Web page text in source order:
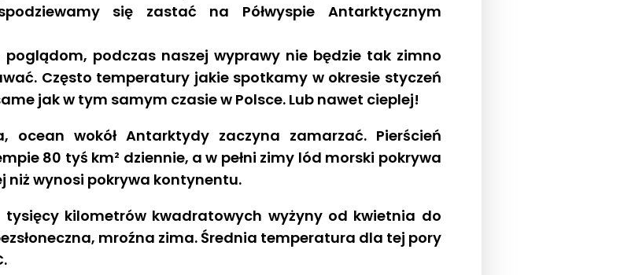
się zastać na Półwyspie Antarktycznym
poglądom, podczas naszej wyprawy nie będzie tak zimno
Często temperatury jakie spotkamy w okresie styczeń
jak w tym samym czasie w Polsce. Lub nawet cieplej!
ocean wokół Antarktydy zaczyna zamarzać. Pierścień
80 tyś km² dziennie, a w pełni zimy lód morski pokrywa
niż wynosi pokrywa kontynentu.
tysięcy kilometrów kwadratowych wyżyny od kwietnia do
mroźna zima. Średnia temperatura dla tej pory